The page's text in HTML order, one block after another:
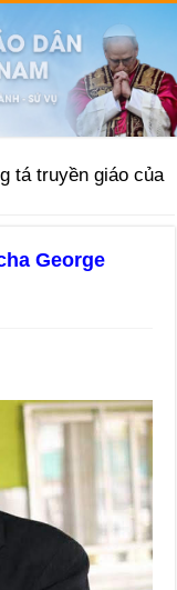
tá truyền giáo của
George